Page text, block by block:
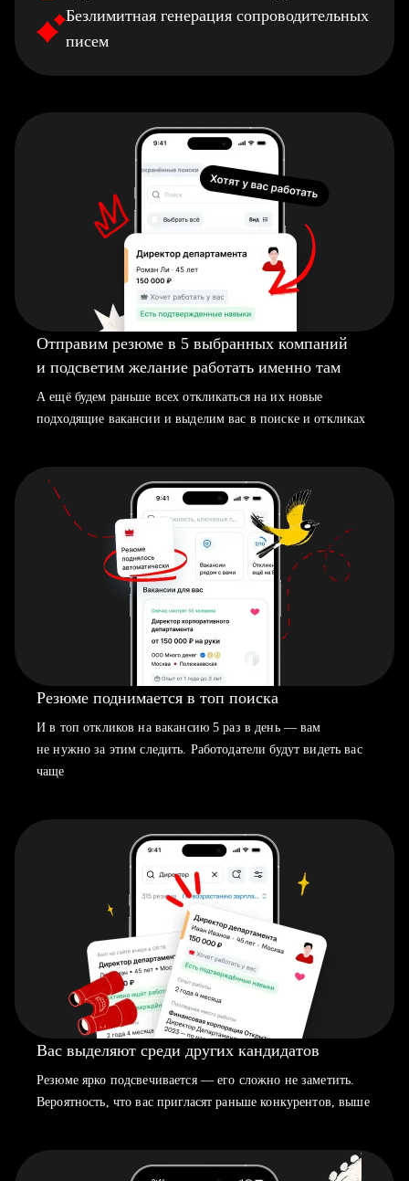
Безлимитная генерация сопроводительных
писем
Отправим резюме в 5 выбранных компаний
и подсветим желание работать именно там
А ещё будем раньше всех откликаться на их новые
подходящие вакансии и выделим вас в поиске и откликах
Резюме поднимается в топ поиска
И в топ откликов на вакансию 5 раз в день — вам
не нужно за этим следить. Работодатели будут видеть вас
чаще
Вас выделяют среди других кандидатов
Резюме ярко подсвечивается — его сложно не заметить.
Вероятность, что вас пригласят раньше конкурентов, выше